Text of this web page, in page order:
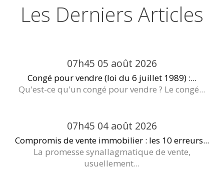
Les Derniers Articles
07h45 05 août 2026
Congé pour vendre (loi du 6 juillet 1989) :...
Qu'est-ce qu'un congé pour vendre ? Le congé...
07h45 04 août 2026
Compromis de vente immobilier : les 10 erreurs...
La promesse synallagmatique de vente,
usuellement...